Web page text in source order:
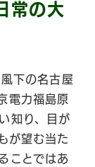
常の大
下の名古屋
電力福島原
知り、目が
が望む当た
ことではあ